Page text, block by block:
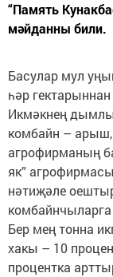
“Память
мәйданны били.
Басулар мул
һәр
Икмәкнең
комбайн – арыш,
агрофирманың
як”
нәтиҗәле
Бер мең тонна
хакы – 10
процентка